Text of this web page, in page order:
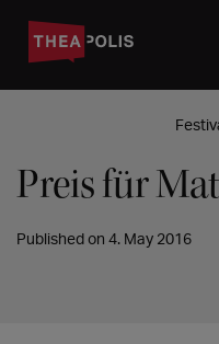
Preis für
Published on 4. May 2016